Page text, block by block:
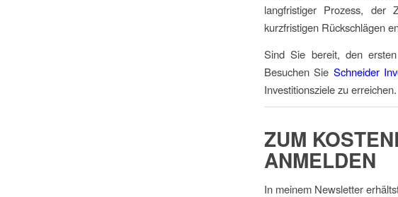
langfristiger Prozess, der
kurzfristigen Rückschlägen
Sind Sie bereit, den
Besuchen Sie Schneider
Investitionsziele zu erreichen.
ZUM
ANMELDEN
In meinem Newsletter